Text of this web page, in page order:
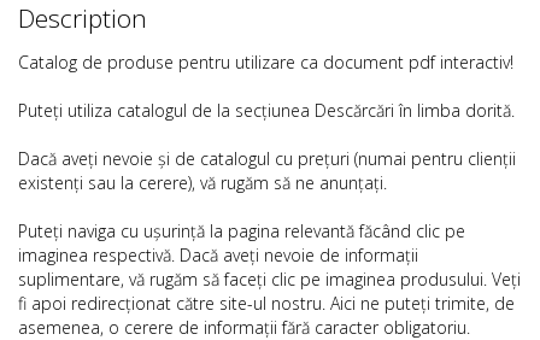
Description
Catalog de produse pentru utilizare ca document pdf interactiv!
Puteți utiliza catalogul de la secțiunea Descărcări în limba dorită.
Dacă aveți nevoie și de catalogul cu prețuri (numai pentru clienții
existenți sau la cerere), vă rugăm să ne anunțați.
Puteți naviga cu ușurință la pagina relevantă făcând clic pe
imaginea respectivă. Dacă aveți nevoie de informații
suplimentare, vă rugăm să faceți clic pe imaginea produsului. Veți
fi apoi redirecționat către site-ul nostru. Aici ne puteți trimite, de
asemenea, o cerere de informații fără caracter obligatoriu.